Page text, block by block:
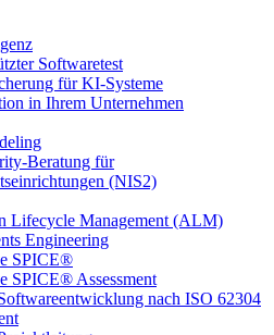
Softwaretest
für KI-Systeme
in Ihrem Unternehmen
Beratung für
(NIS2)
Lifecycle Management (ALM)
Engineering
SPICE®
SPICE® Assessment
nach ISO 62304